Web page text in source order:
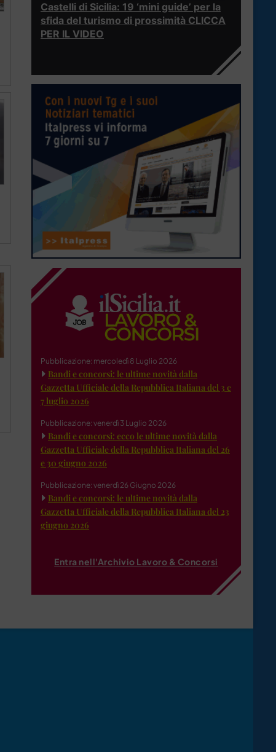
Castelli di Sicilia: 19 ‘mini guide’ per la
sfida del turismo di prossimità CLICCA
PER IL VIDEO
Pubblicazione: mercoledì 8 Luglio 2026
Bandi e concorsi: le ultime novità dalla
Gazzetta Ufficiale della Repubblica Italiana del 3 e
7 luglio 2026
Pubblicazione: venerdì 3 Luglio 2026
Bandi e concorsi: ecco le ultime novità dalla
Gazzetta Ufficiale della Repubblica Italiana del 26
e 30 giugno 2026
Pubblicazione: venerdì 26 Giugno 2026
Bandi e concorsi: le ultime novità dalla
Gazzetta Ufficiale della Repubblica Italiana del 23
giugno 2026
Entra nell'Archivio Lavoro & Concorsi